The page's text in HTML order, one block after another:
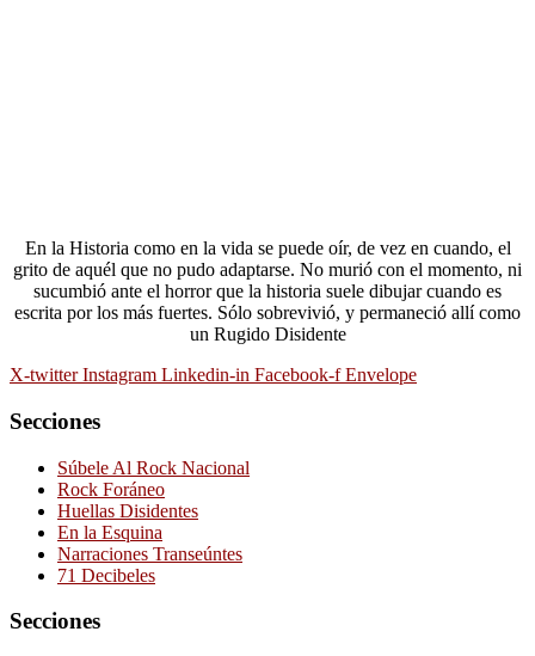
En la Historia como en la vida se puede oír, de vez en cuando, el
grito de aquél que no pudo adaptarse. No murió con el momento, ni
sucumbió ante el horror que la historia suele dibujar cuando es
escrita por los más fuertes. Sólo sobrevivió, y permaneció allí como
un Rugido Disidente
X-twitter Instagram Linkedin-in Facebook-f Envelope
Secciones
Súbele Al Rock Nacional
Rock Foráneo
Huellas Disidentes
En la Esquina
Narraciones Transeúntes
71 Decibeles
Secciones